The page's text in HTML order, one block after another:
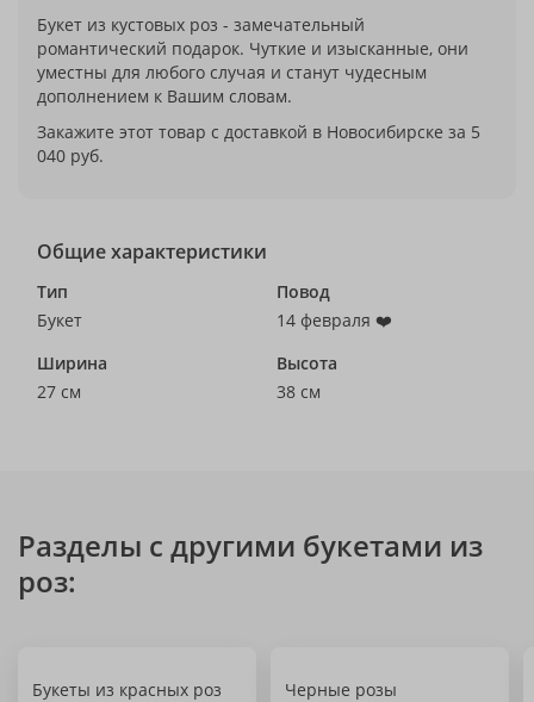
Букет из кустовых роз - замечательный
романтический подарок. Чуткие и изысканные, они
уместны для любого случая и станут чудесным
дополнением к Вашим словам.
Закажите этот товар с доставкой в Новосибирске за 5
040 руб.
Общие характеристики
Тип
Букет
Повод
14 февраля ❤️
Ширина
27 см
Высота
38 см
Разделы с другими букетами из
роз:
Букеты из красных роз Черные розы